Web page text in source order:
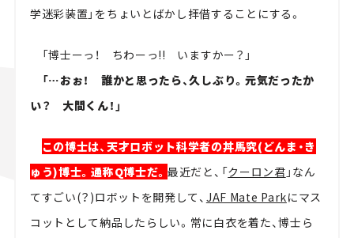
学迷彩装置」をちょいとばかし拝借することにする。
「博士ーっ！ ちわーっ!! いますかー？」
「…おぉ！ 誰かと思ったら、久しぶり。元気だったか
い？ 大間くん！」
この博士は、天才ロボット科学者の丼馬究(どんま・き
ゅう)博士。通称Q博士だ。最近だと、「クーロン君 」なん
てすごい(？)ロボットを開発して、 JAF Mate Parkにマス
コットとして納品したらしい。常に白衣を着た、博士ら